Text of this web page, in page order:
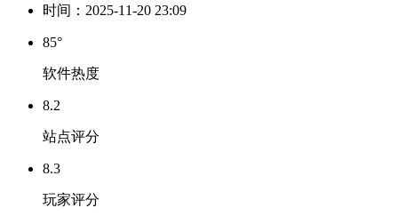
时间： 2025-11-20 23:09
85°
软件热度
8.2
站点评分
8.3
玩家评分